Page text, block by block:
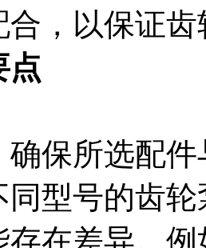
合，以保证
点
确保所选配
同型号的齿
存在差异。